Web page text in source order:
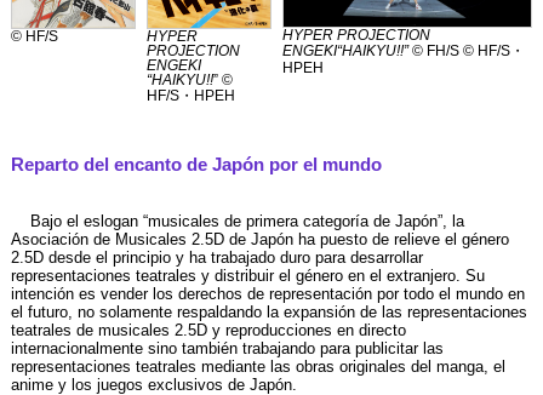
© HF/S
HYPER
PROJECTION
ENGEKI
“HAIKYU!!” ©
HF/S・HPEH
HYPER PROJECTION
ENGEKI“HAIKYU!!”© FH/S © HF/S・
HPEH
Reparto del encanto de Japón por el mundo
Bajo el eslogan “musicales de primera categoría de Japón”, la
Asociación de Musicales 2.5D de Japón ha puesto de relieve el género
2.5D desde el principio y ha trabajado duro para desarrollar
representaciones teatrales y distribuir el género en el extranjero. Su
intención es vender los derechos de representación por todo el mundo en
el futuro, no solamente respaldando la expansión de las representaciones
teatrales de musicales 2.5D y reproducciones en directo
internacionalmente sino también trabajando para publicitar las
representaciones teatrales mediante las obras originales del manga, el
anime y los juegos exclusivos de Japón.